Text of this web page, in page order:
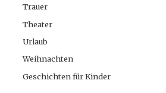
Trauer
Theater
Urlaub
Weihnachten
Geschichten für Kinder